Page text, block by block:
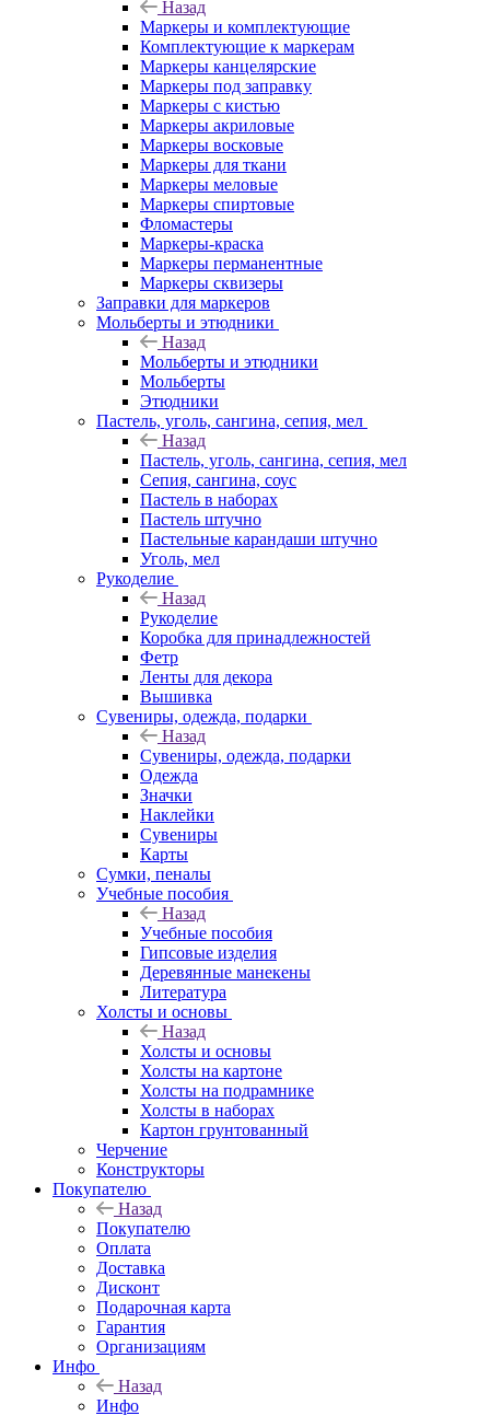
Назад
Маркеры и комплектующие
Комплектующие к маркерам
Маркеры канцелярские
Маркеры под заправку
Маркеры с кистью
Маркеры акриловые
Маркеры восковые
Маркеры для ткани
Маркеры меловые
Маркеры спиртовые
Фломастеры
Маркеры-краска
Маркеры перманентные
Маркеры сквизеры
Заправки для маркеров
Мольберты и этюдники
Назад
Мольберты и этюдники
Мольберты
Этюдники
Пастель, уголь, сангина, сепия, мел
Назад
Пастель, уголь, сангина, сепия, мел
Сепия, сангина, соус
Пастель в наборах
Пастель штучно
Пастельные карандаши штучно
Уголь, мел
Рукоделие
Назад
Рукоделие
Коробка для принадлежностей
Фетр
Ленты для декора
Вышивка
Сувениры, одежда, подарки
Назад
Сувениры, одежда, подарки
Одежда
Значки
Наклейки
Сувениры
Карты
Сумки, пеналы
Учебные пособия
Назад
Учебные пособия
Гипсовые изделия
Деревянные манекены
Литература
Холсты и основы
Назад
Холсты и основы
Холсты на картоне
Холсты на подрамнике
Холсты в наборах
Картон грунтованный
Черчение
Конструкторы
Покупателю
Назад
Покупателю
Оплата
Доставка
Дисконт
Подарочная карта
Гарантия
Организациям
Инфо
Назад
Инфо